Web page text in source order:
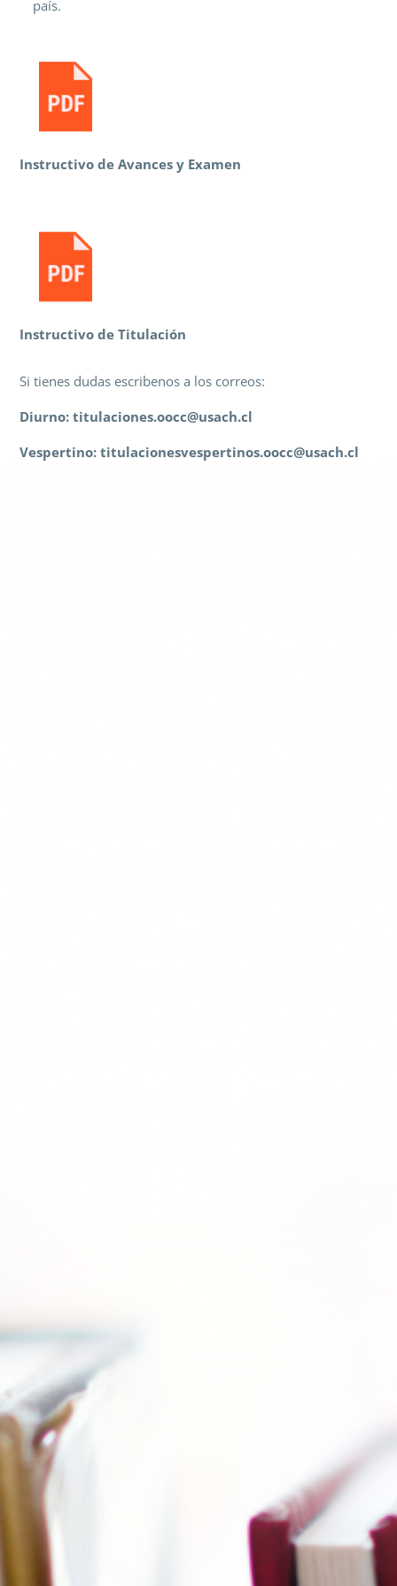
país.
Instructivo de Avances y Examen
Instructivo de Titulación
Si tienes dudas escribenos a los correos:
Diurno:titulaciones.oocc@usach.cl
Vespertino:titulacionesvespertinos.oocc@usach.cl